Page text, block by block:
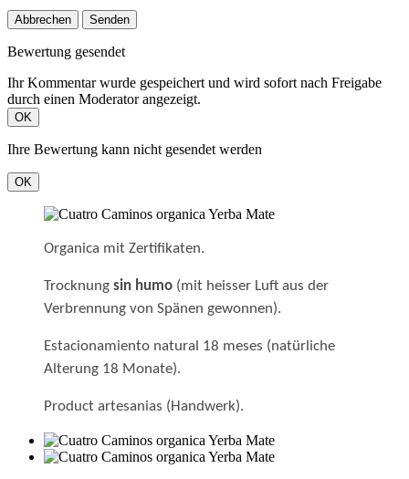
Abbrechen Senden
Bewertung gesendet
Ihr Kommentar wurde gespeichert und wird sofort nach Freigabe
durch einen Moderator angezeigt.
OK
Ihre Bewertung kann nicht gesendet werden
OK
Organica mit Zertifikaten.
Trocknung sin humo (mit heisser Luft aus der
Verbrennung von Spänen gewonnen).
Estacionamiento natural 18 meses (natürliche
Alterung 18 Monate).
Product artesanias (Handwerk).